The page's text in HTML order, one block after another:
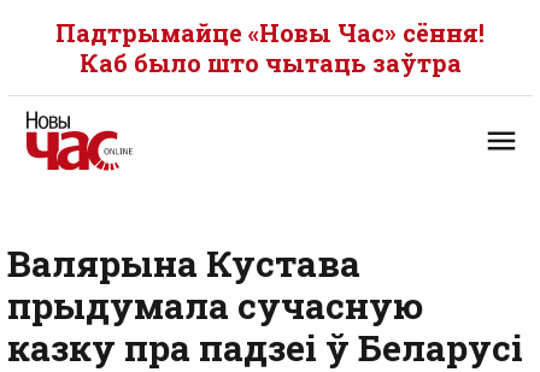
Падтрымайце «Новы Час» сёння!
Каб было што чытаць заўтра
Валярына Кустава
прыдумала сучасную
казку пра падзеі ў Беларусі